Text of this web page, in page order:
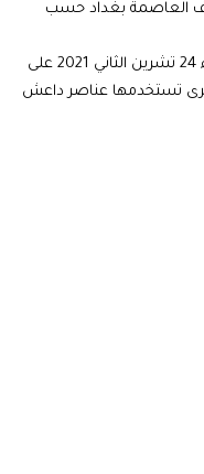
العاصمة بغداد حسب
واضاف، ان”قوة من اللواء 27 عثرت الأربعاء 24 تشرين الثاني 2021 على
تستخدمها عناصر داعش